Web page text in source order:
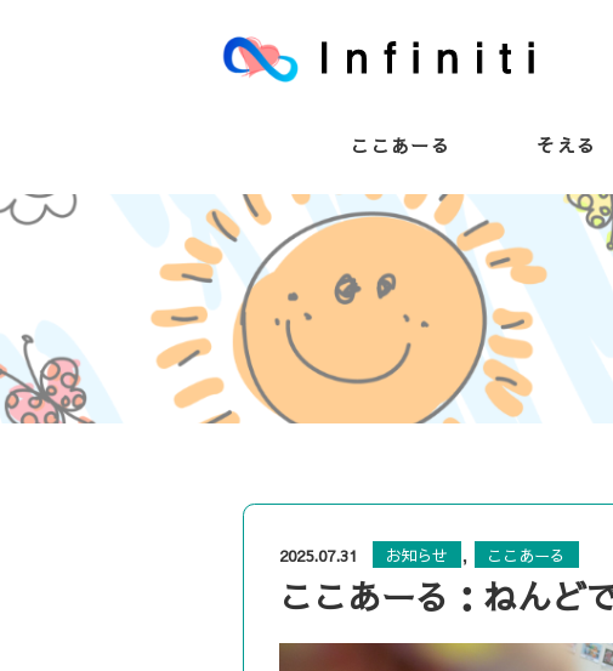
ここあーる そえる
2025.07.31 お知らせ , ここあーる
ここあーる：ねんど